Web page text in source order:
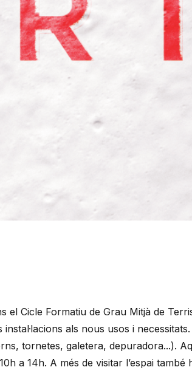
el Cicle Formatiu de Grau Mitjà de
als nous usos i
tornetes, galetera, depuradora...).
a 14h. A més de visitar l’espai també